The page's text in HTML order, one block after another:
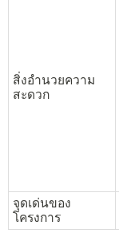
สิ่งอำนวยความ
สะดวก
จุดเด่นของ
โครงการ